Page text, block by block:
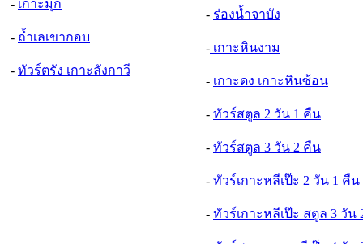
- เกาะมุก
- ถ้ำเลเขากอบ
- ทัวร์ตรัง เกาะลังกาวี
- ร่องน้ำจาบัง
- เกาะหินงาม
- เกาะดง เกาะหินซ้อน
- ทัวร์สตูล 2 วัน 1 คืน
- ทัวร์สตูล 3 วัน 2 คืน
- ทัวร์เกาะหลีเป๊ะ 2 วัน 1 คืน
- ทัวร์เกาะหลีเป๊ะ สตูล 3 วัน